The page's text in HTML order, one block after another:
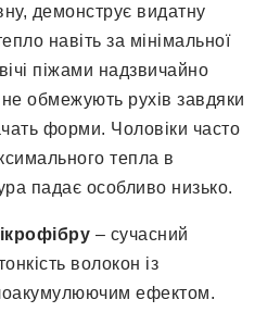
демонструє видатну
навіть за мінімальної
піжами надзвичайно
обмежують рухів завдяки
форми. Чоловіки часто
тепла в
падає особливо низько.
– сучасний
волокон із
ефектом.